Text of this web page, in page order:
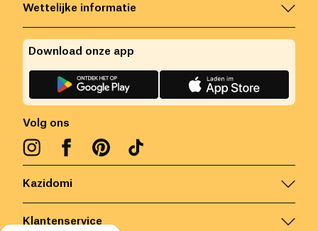
Kazidomi
Klantenservice
Wettelijke informatie
Volg ons
Download onze app